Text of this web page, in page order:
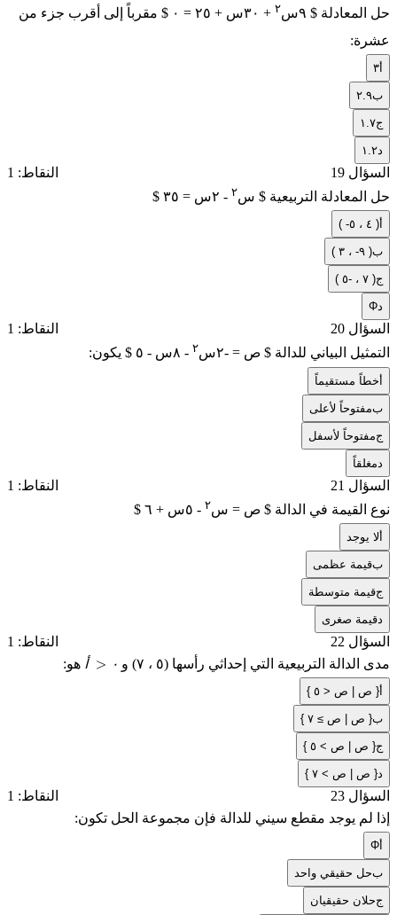
حل المعادلة $ ٩س
٢
+ ٣٠س + ٢٥ = ٠ $ مقرباً إلى أقرب جزء من
عشرة:
٣
ب٢.٩
ج١.٧
١.٢
السؤال 19
النقاط: 1
حل المعادلة التربيعية $ س ٢- ٢س = ٣٥ $
( -٤ ، ٥ )
ب( ٩- ، ٣ )
ج( ٧ ، -٥ )
Φ
السؤال 20
النقاط: 1
التمثيل البياني للدالة $ ص = -٢س
٢- ٨س - ٥ $ يكون:
خطاً مستقيماً
بمفتوحاً لأعلى
جمفتوحاً لأسفل
مغلقاً
السؤال 21
النقاط: 1
نوع القيمة في الدالة $ ص = س ٢- ٥س + ٦ $
لا يوجد
بقيمة عظمى
جقيمة متوسطة
قيمة صغرى
السؤال 22
النقاط: 1
مدى الدالة التربيعية التي إحداثي رأسها (٥ ، ٧) و
أ ٠ أ> هو:
{ ص | ص < ٥ }
ب{ ص | ص ≥ ٧ }
ج{ ص | ص > ٥ }
{ ص | ص > ٧ }
السؤال 23
النقاط: 1
إذا لم يوجد مقطع سيني للدالة فإن مجموعة الحل تكون:
Φ
بحل حقيقي واحد
جحلان حقيقيان